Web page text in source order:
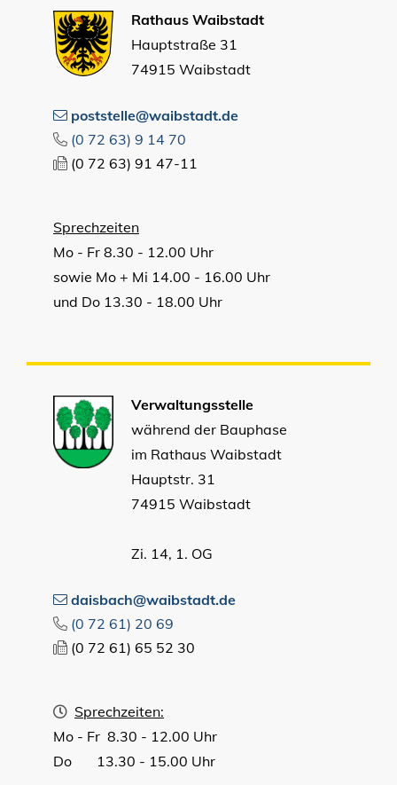
Rathaus Waibstadt
Hauptstraße 31
74915 Waibstadt
poststelle@waibstadt.de
(0 72 63) 9 14 70
(0 72 63) 91 47-11
Sprechzeiten
Mo - Fr 8.30 - 12.00 Uhr
sowie Mo + Mi 14.00 - 16.00 Uhr
und Do 13.30 - 18.00 Uhr
Verwaltungsstelle
während der Bauphase
im Rathaus Waibstadt
Hauptstr. 31
74915 Waibstadt
Zi. 14, 1. OG
daisbach@waibstadt.de
(0 72 61) 20 69
(0 72 61) 65 52 30
Sprechzeiten:
Mo - Fr 8.30 - 12.00 Uhr
Do 13.30 - 15.00 Uhr